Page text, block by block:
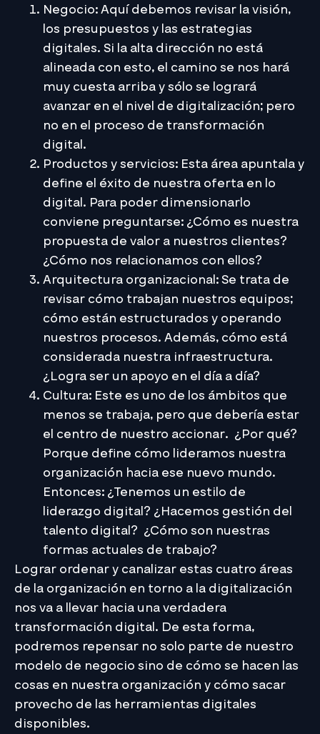
Negocio: Aquí debemos revisar la visión,
los presupuestos y las estrategias
digitales. Si la alta dirección no está
alineada con esto, el camino se nos hará
muy cuesta arriba y sólo se logrará
avanzar en el nivel de digitalización; pero
no en el proceso de transformación
digital.
Productos y servicios: Esta área apuntala y
define el éxito de nuestra oferta en lo
digital. Para poder dimensionarlo
conviene preguntarse: ¿Cómo es nuestra
propuesta de valor a nuestros clientes?
¿Cómo nos relacionamos con ellos?
Arquitectura organizacional: Se trata de
revisar cómo trabajan nuestros equipos;
cómo están estructurados y operando
nuestros procesos. Además, cómo está
considerada nuestra infraestructura.
¿Logra ser un apoyo en el día a día?
Cultura: Este es uno de los ámbitos que
menos se trabaja, pero que debería estar
el centro de nuestro accionar. ¿Por qué?
Porque define cómo lideramos nuestra
organización hacia ese nuevo mundo.
Entonces: ¿Tenemos un estilo de
liderazgo digital? ¿Hacemos gestión del
talento digital? ¿Cómo son nuestras
formas actuales de trabajo?
Lograr ordenar y canalizar estas cuatro áreas
de la organización en torno a la digitalización
nos va a llevar hacia una verdadera
transformación digital. De esta forma,
podremos repensar no solo parte de nuestro
modelo de negocio sino de cómo se hacen las
cosas en nuestra organización y cómo sacar
provecho de las herramientas digitales
disponibles.